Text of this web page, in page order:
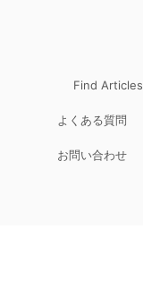
Find Articles
よくある質問
お問い合わせ